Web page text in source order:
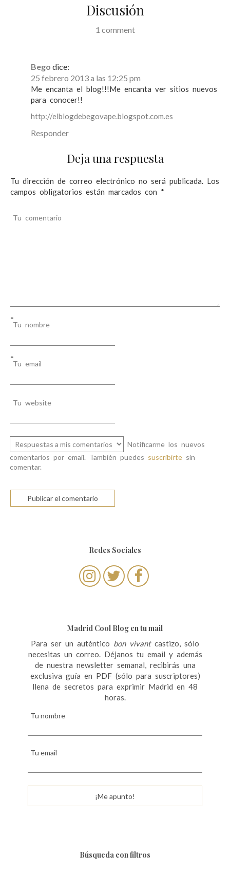
Discusión
1 comment
Bego dice:
25 febrero 2013 a las 12:25 pm
Me encanta el blog!!!Me encanta ver sitios nuevos
para conocer!!
http://elblogdebegovape.blogspot.com.es
Responder
Deja una respuesta
Tu dirección de correo electrónico no será publicada. Los
campos obligatorios están marcados con *
Tu comentario
Tu nombre
*
Tu email
*
Tu website
Notificarme los nuevos
comentarios por email. También puedes suscribirte sin
comentar.
Redes Sociales
Madrid Cool Blog en tu mail
Para ser un auténtico bon vivantcastizo, sólo
necesitas un correo. Déjanos tu email y además
de nuestra newsletter semanal, recibirás una
exclusiva guía en PDF (sólo para suscriptores)
llena de secretos para exprimir Madrid en 48
horas.
Tu nombre
Tu email
¡Me apunto!
Búsqueda con filtros